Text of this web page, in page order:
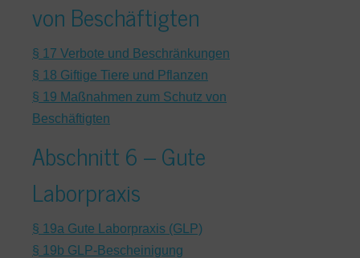
von Beschäftigten
§ 17 Verbote und Beschränkungen
§ 18 Giftige Tiere und Pflanzen
§ 19 Maßnahmen zum Schutz von
Beschäftigten
Abschnitt 6 – Gute
Laborpraxis
§ 19a Gute Laborpraxis (GLP)
§ 19b GLP-Bescheinigung